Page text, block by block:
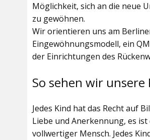
Möglichkeit, sich an die neue
zu gewöhnen.
Wir orientieren uns am
Eingewöhnungsmodell, ein
der Einrichtungen des
So sehen wir unsere
Jedes Kind hat das Recht auf
Liebe und Anerkennung, es ist
vollwertiger Mensch. Jedes